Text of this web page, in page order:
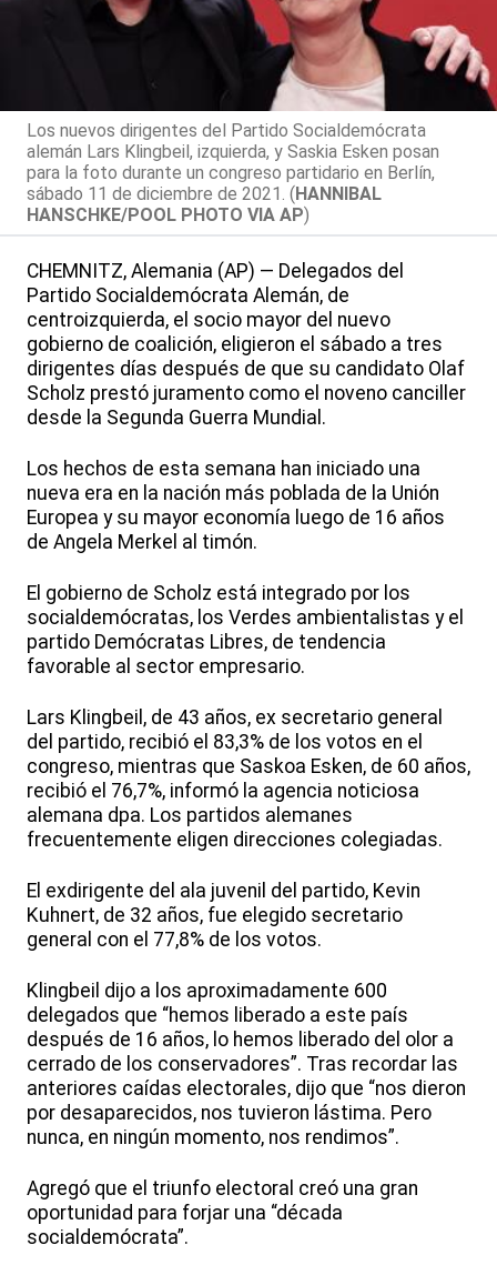
Los nuevos dirigentes del Partido Socialdemócrata
alemán Lars Klingbeil, izquierda, y Saskia Esken posan
para la foto durante un congreso partidario en Berlín,
sábado 11 de diciembre de 2021. (HANNIBAL
HANSCHKE/POOL PHOTO VIA AP)
CHEMNITZ, Alemania (AP) — Delegados del
Partido Socialdemócrata Alemán, de
centroizquierda, el socio mayor del nuevo
gobierno de coalición, eligieron el sábado a tres
dirigentes días después de que su candidato Olaf
Scholz prestó juramento como el noveno canciller
desde la Segunda Guerra Mundial.
Los hechos de esta semana han iniciado una
nueva era en la nación más poblada de la Unión
Europea y su mayor economía luego de 16 años
de Angela Merkel al timón.
El gobierno de Scholz está integrado por los
socialdemócratas, los Verdes ambientalistas y el
partido Demócratas Libres, de tendencia
favorable al sector empresario.
Lars Klingbeil, de 43 años, ex secretario general
del partido, recibió el 83,3% de los votos en el
congreso, mientras que Saskoa Esken, de 60 años,
recibió el 76,7%, informó la agencia noticiosa
alemana dpa. Los partidos alemanes
frecuentemente eligen direcciones colegiadas.
El exdirigente del ala juvenil del partido, Kevin
Kuhnert, de 32 años, fue elegido secretario
general con el 77,8% de los votos.
Klingbeil dijo a los aproximadamente 600
delegados que “hemos liberado a este país
después de 16 años, lo hemos liberado del olor a
cerrado de los conservadores”. Tras recordar las
anteriores caídas electorales, dijo que “nos dieron
por desaparecidos, nos tuvieron lástima. Pero
nunca, en ningún momento, nos rendimos”.
Agregó que el triunfo electoral creó una gran
oportunidad para forjar una “década
socialdemócrata”.